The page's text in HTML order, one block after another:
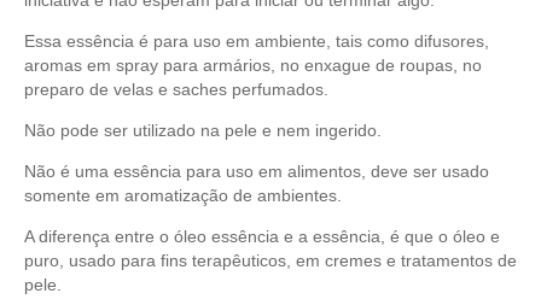
Essa essência é para uso em ambiente, tais como difusores,
aromas em spray para armários, no enxague de roupas, no
preparo de velas e saches perfumados.
Não pode ser utilizado na pele e nem ingerido.
Não é uma essência para uso em alimentos, deve ser usado
somente em aromatização de ambientes.
A diferença entre o óleo essência e a essência, é que o óleo e
puro, usado para fins terapêuticos, em cremes e tratamentos de
pele.